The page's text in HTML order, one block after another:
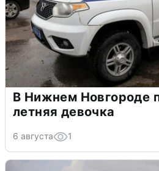
В Нижнем Новгороде
летняя девочка
6 августа 1